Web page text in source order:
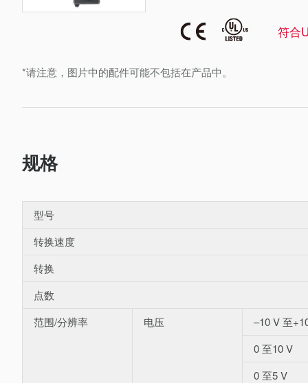
*请注意，图片中的配件可能不包括在产品中。
符合
规格
型号
转换速度
转换
点数
范围/分辨率
电压
–10 V 至
0 至10 V
0 至5 V